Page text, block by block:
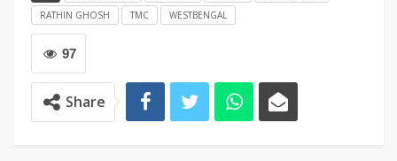
RATHIN GHOSH
TMC WESTBENGAL
97
Share